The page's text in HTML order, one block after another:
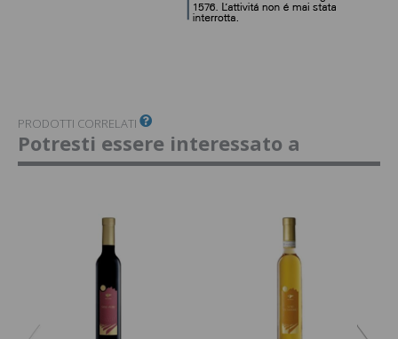
PRODOTTI CORRELATI
Potresti essere interessato a